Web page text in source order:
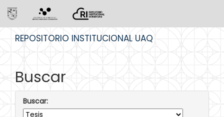
REPOSITORIO INSTITUCIONAL UAQ
Buscar
Buscar: